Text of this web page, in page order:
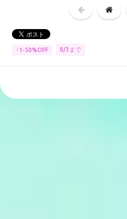
↑1-50%OFF 8/3まで